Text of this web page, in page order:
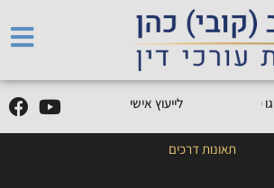
0 לייעוץ אישי
תאונות דרכים